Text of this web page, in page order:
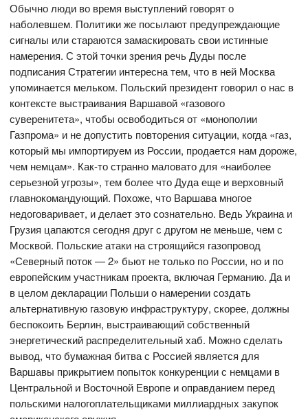
Обычно люди во время выступлений говорят о
наболевшем. Политики же посылают предупреждающие
сигналы или стараются замаскировать свои истинные
намерения. С этой точки зрения речь Дуды после
подписания Стратегии интересна тем, что в ней Москва
упоминается мельком. Польский президент говорил о нас в
контексте выстраивания Варшавой «газового
суверенитета», чтобы освободиться от «монополии
Газпрома» и не допустить повторения ситуации, когда «газ,
который мы импортируем из России, продается нам дороже,
чем немцам». Как-то странно маловато для «наиболее
серьезной угрозы», тем более что Дуда еще и верховный
главнокомандующий. Похоже, что Варшава многое
недоговаривает, и делает это сознательно. Ведь Украина и
Грузия цапаются сегодня друг с другом не меньше, чем с
Москвой. Польские атаки на строящийся газопровод
«Северный поток — 2» бьют не только по России, но и по
европейским участникам проекта, включая Германию. Да и
в целом декларации Польши о намерении создать
альтернативную газовую инфраструктуру, скорее, должны
беспокоить Берлин, выстраивающий собственный
энергетический распределительный хаб. Можно сделать
вывод, что бумажная битва с Россией является для
Варшавы прикрытием попыток конкуренции с немцами в
Центральной и Восточной Европе и оправданием перед
польскими налогоплательщиками миллиардных закупок